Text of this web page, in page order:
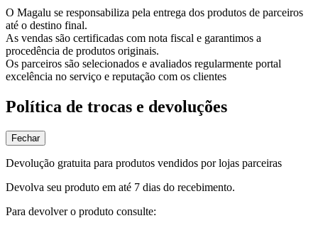
O Magalu se responsabiliza pela entrega dos produtos de parceiros
até o destino final.
As vendas são certificadas com nota fiscal e garantimos a
procedência de produtos originais.
Os parceiros são selecionados e avaliados regularmente portal
excelência no serviço e reputação com os clientes
Política de trocas e devoluções
Fechar
Devolução gratuita para produtos vendidos por lojas parceiras
Devolva seu produto em até 7 dias do recebimento.
Para devolver o produto consulte: